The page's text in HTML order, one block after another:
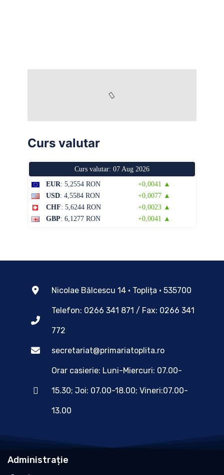
Curs valutar
Curs valutar: 07 Aug 2026
EUR: 5,2554 RON
+0,0041 ▲
USD: 4,5584 RON
+0,0077 ▲
CHF: 5,6244 RON
+0,0023 ▲
GBP: 6,1277 RON +0,0041 ▲
Nicolae Bălcescu 14 • Toplița • 535700
Telefon: 0266 341 871 / Fax: 0266 341
772
secretariat@primariatoplita.ro
Orar casierie: Luni-Miercuri: 07.00-
15.30; Joi: 07.00-18.00; Vineri:07.00-
13.00
Administrație